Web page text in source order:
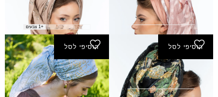
מטפחת אביבית
₪ 200.00
מטפחת אדר
₪170.00
+1 צבעים
הוסיפי לסל
מטפחת אורלי
₪190.00
הוסיפי לסל
מטפחת אושרת- מרובע
קטן
₪
100.00